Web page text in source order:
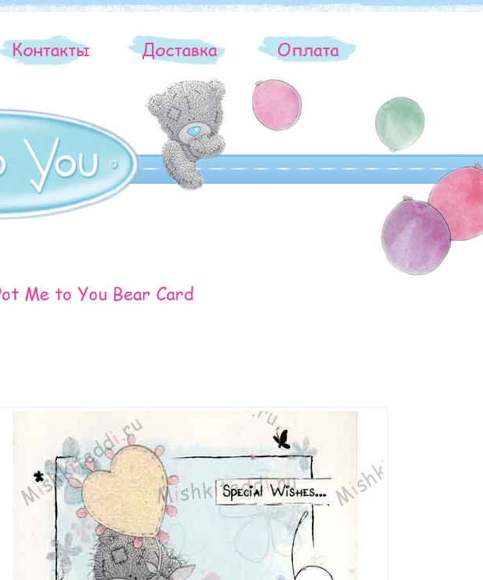
Контакты Доставка Оплата
Me to You Bear Card